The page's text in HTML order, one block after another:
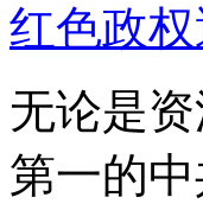
红色政
无论是
第一的